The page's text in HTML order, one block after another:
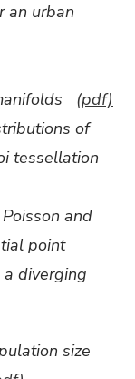
an urban
(pdf)
of
tessellation
and
point
diverging
size